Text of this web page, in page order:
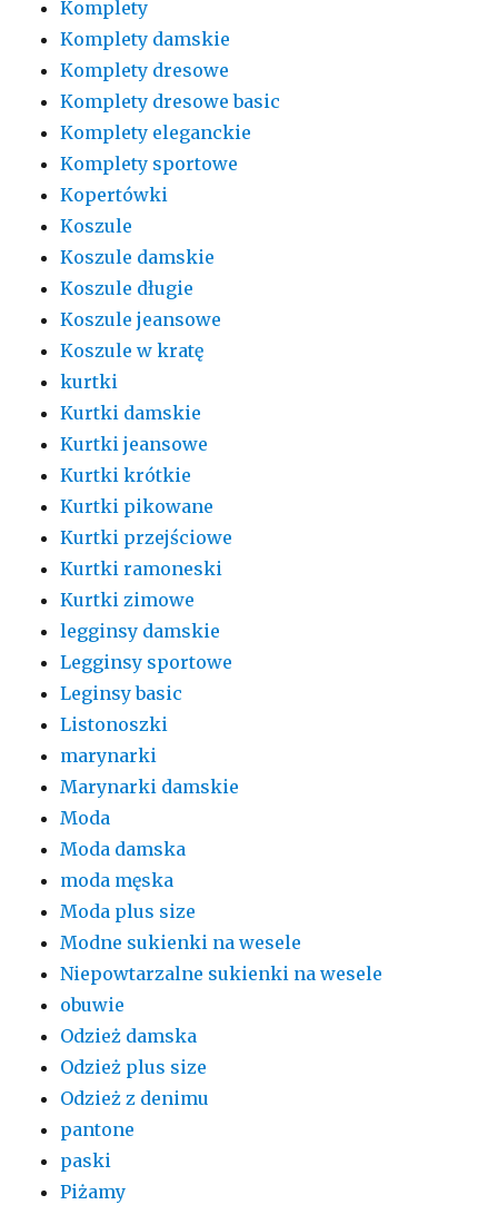
Komplety
Komplety damskie
Komplety dresowe
Komplety dresowe basic
Komplety eleganckie
Komplety sportowe
Kopertówki
Koszule
Koszule damskie
Koszule długie
Koszule jeansowe
Koszule w kratę
kurtki
Kurtki damskie
Kurtki jeansowe
Kurtki krótkie
Kurtki pikowane
Kurtki przejściowe
Kurtki ramoneski
Kurtki zimowe
legginsy damskie
Legginsy sportowe
Leginsy basic
Listonoszki
marynarki
Marynarki damskie
Moda
Moda damska
moda męska
Moda plus size
Modne sukienki na wesele
Niepowtarzalne sukienki na wesele
obuwie
Odzież damska
Odzież plus size
Odzież z denimu
pantone
paski
Piżamy